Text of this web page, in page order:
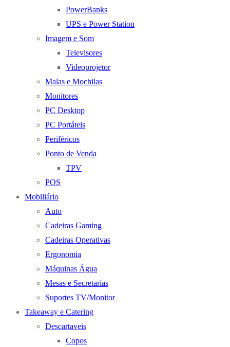
PowerBanks
UPS e Power Station
Imagem e Som
Televisores
Videoprojetor
Malas e Mochilas
Monitores
PC Desktop
PC Portáteis
Periféricos
Ponto de Venda
TPV
POS
Mobiliário
Auto
Cadeiras Gaming
Cadeiras Operativas
Ergonomia
Máquinas Água
Mesas e Secretarias
Suportes TV/Monitor
Takeaway e Catering
Descartaveis
Copos